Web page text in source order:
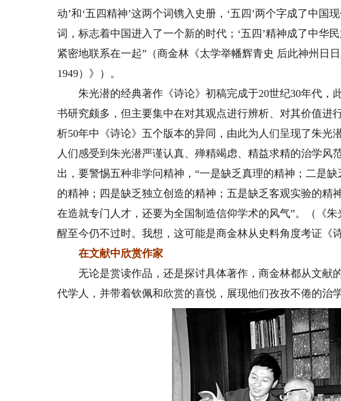
动’和‘五四精神’这两个词镌入史册，‘五四’两个字成了中国
词，标志着中国进入了一个新的时代；‘五四’精神成了中华
紧密地联系在一起”（商金林《太学举幡辉青史 后此神州
1949）》）。
朱光潜的经典著作《诗论》初稿完成于20世纪30年代，
书研究颇多，但主要集中在对其观点进行辨析、对其价值进
析50年中《诗论》五个版本的异同，由此为人们呈现了朱光
人们感受到朱光潜严谨认真、殚精竭虑、精益求精的治学风
出，要警惕五种非学问精神，“一是缺乏真理的精神；二是
的精神；四是缺乏独立创造的精神；五是缺乏客观实验的精
在造就专门人才，还要为全国制造信仰学术的风气”。（《
醒至今仍不过时。我想，这可能是商金林从史料角度考证《
在文献中欣赏作家
无论是赏读作品，还是探讨具体著作，商金林都从文献
代学人，并带着钦佩和欣赏的喜悦，展现他们孜孜不倦的治学